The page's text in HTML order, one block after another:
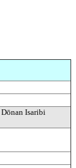
Isaribi